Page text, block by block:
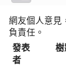
網友個人意見
負責任。
發表
者